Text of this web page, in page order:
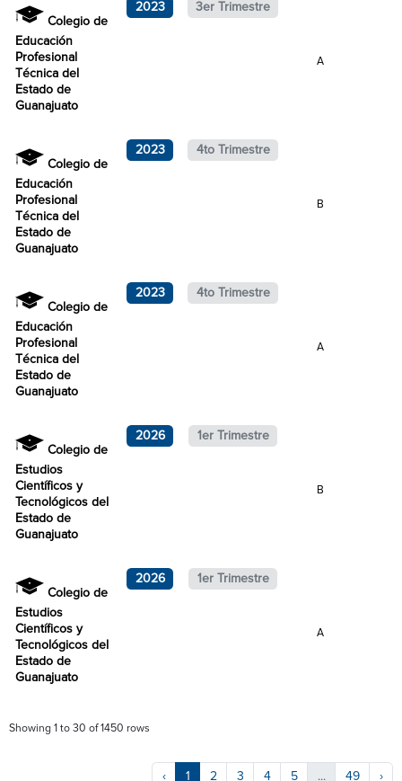
Colegio de
Educación
Profesional
Técnica del
Estado de
Guanajuato
2023 3er Trimestre
A
Colegio de
Educación
Profesional
Técnica del
Estado de
Guanajuato
2023 4to Trimestre
B
Colegio de
Educación
Profesional
Técnica del
Estado de
Guanajuato
2023 4to Trimestre
A
Colegio de
Estudios
Científicos y
Tecnológicos del
Estado de
Guanajuato
2026 1er Trimestre
B
Colegio de
Estudios
Científicos y
Tecnológicos del
Estado de
Guanajuato
2026 1er Trimestre
A
Showing 1 to 30 of 1450 rows
‹ 1 2 3 4 5 ... 49 ›